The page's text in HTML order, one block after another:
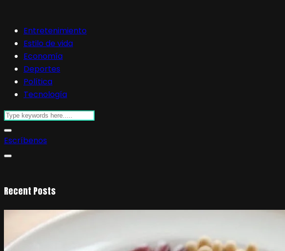
Entretenimiento
Estilo de vida
Economía
Deportes
Política
Tecnología
Escríbenos
Recent Posts